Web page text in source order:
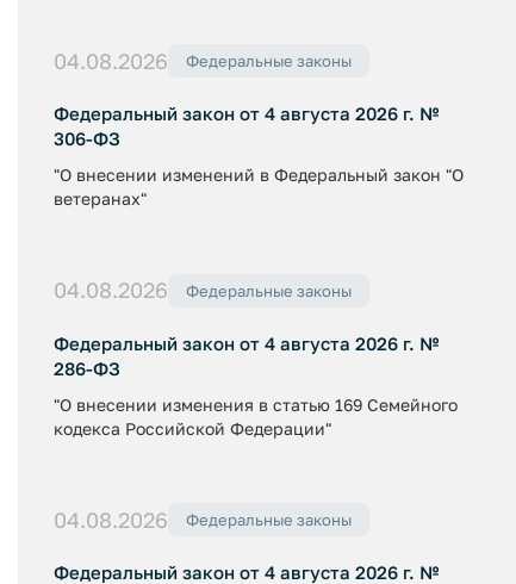
04.08.2026 Федеральные законы
Федеральный закон от 4 августа 2026 г. №
306-ФЗ
"О внесении изменений в Федеральный закон "О
ветеранах"
04.08.2026 Федеральные законы
Федеральный закон от 4 августа 2026 г. №
286-ФЗ
"О внесении изменения в статью 169 Семейного
кодекса Российской Федерации"
04.08.2026 Федеральные законы
Федеральный закон от 4 августа 2026 г. №